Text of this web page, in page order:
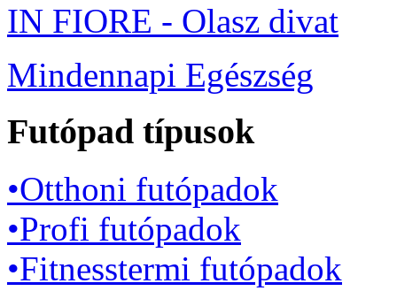
IN FIORE - Olasz divat
Mindennapi Egészség
Futópad típusok
•Otthoni futópadok
•Profi futópadok
•Fitnesstermi futópadok